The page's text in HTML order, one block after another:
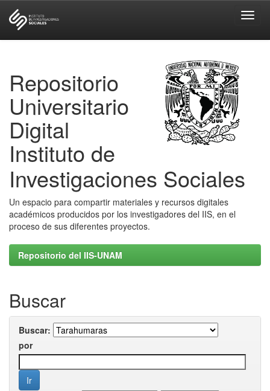
Repositorio
Universitario
Digital
Instituto de
Investigaciones Sociales
Un espacio para compartir materiales y recursos digitales
académicos producidos por los investigadores del IIS, en el
proceso de sus diferentes proyectos.
Repositorio del IIS-UNAM
Buscar
Buscar:
por